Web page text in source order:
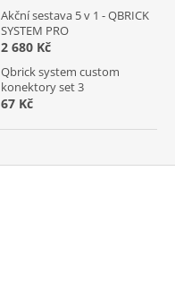
Akční sestava 5 v 1 - QBRICK
SYSTEM PRO
2 680 Kč
Qbrick system custom
konektory set 3
67 Kč